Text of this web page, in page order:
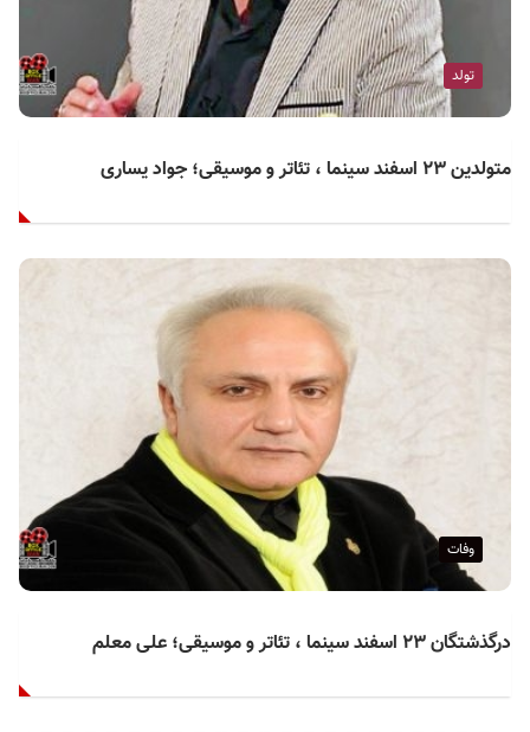
تولد
متولدین ۲۳ اسفند سینما ، تئاتر و موسیقی؛ جواد یساری
وفات
درگذشتگان ۲۳ اسفند سینما ، تئاتر و موسیقی؛ علی معلم